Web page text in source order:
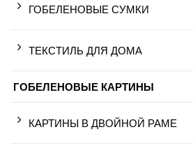
ГОБЕЛЕНОВЫЕ СУМКИ
ТЕКСТИЛЬ ДЛЯ ДОМА
ГОБЕЛЕНОВЫЕ КАРТИНЫ
КАРТИНЫ В ДВОЙНОЙ РАМЕ